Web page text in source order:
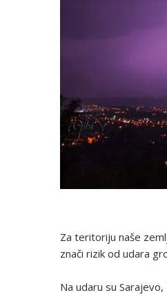
Za teritoriju naše
znači rizik od udara
Na udaru su